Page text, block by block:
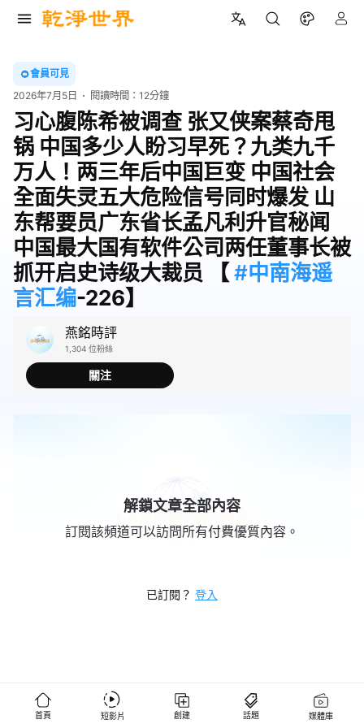
會員可見
2026年7月5日
閱讀時間：12分鐘
习心腹陈希被调查 张又侠案蔡奇甩
锅 中国多少人盼习早死？九类九千
万人！两三年后中国巨变 中国社会
全面失灵五大危险信号同时爆发 山
东帮要员广东省长孟凡利升官秘闻
中国最大国有软件公司两任董事长被
抓开启史诗级大裁员 【 #中南海遥
言汇编-226】
燕銘時評
1,304 位粉絲
關注
解鎖文章全部內容
訂閱該頻道可以訪問所有付費優質內容。
已訂閱？ 登入
首頁 短影片 創建 話題 媒體庫